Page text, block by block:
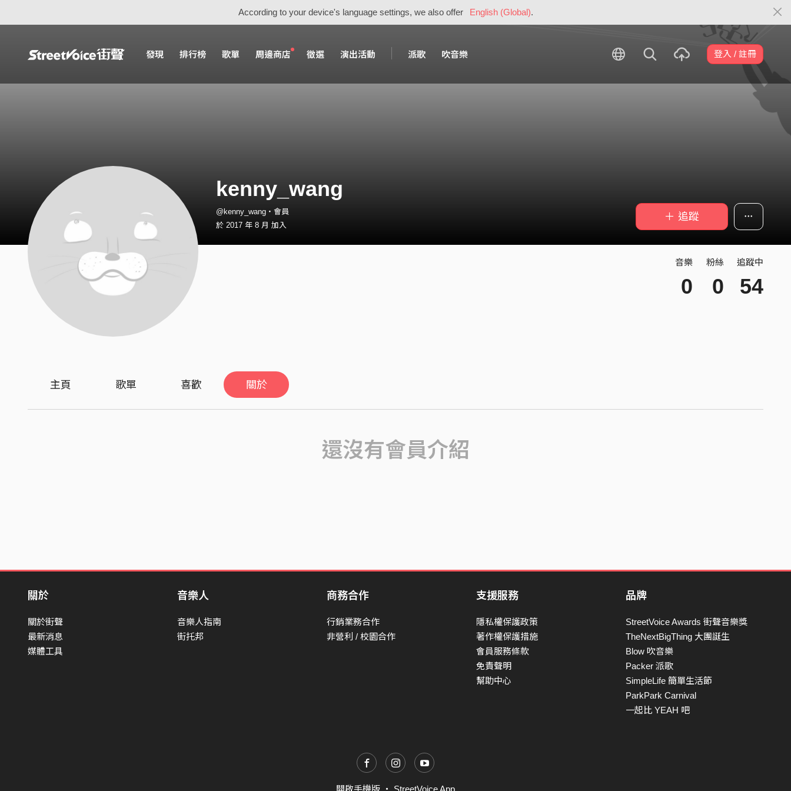
According to your device's language settings, we also offer English (Global).
發現 排行榜 歌單 周邊商店 徵選 演出活動 派歌 吹音樂 登入 / 註冊
kenny_wang
@kenny_wang・會員
於 2017 年 8 月 加入
＋ 追蹤
音樂
0
粉絲
0
追蹤中
54
主頁 歌單 喜歡 關於
還沒有會員介紹
關於
關於街聲
最新消息
媒體工具
音樂人
音樂人指南
街托邦
商務合作
行銷業務合作
非營利 / 校園合作
支援服務
隱私權保護政策
著作權保護措施
會員服務條款
免責聲明
幫助中心
品牌
StreetVoice Awards 街聲音樂獎
TheNextBigThing 大團誕生
Blow 吹音樂
Packer 派歌
SimpleLife 簡單生活節
ParkPark Carnival
一起比 YEAH 吧
開啟手機版 ・ StreetVoice App